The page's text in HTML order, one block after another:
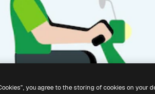
you agree to the storing of cookies on your